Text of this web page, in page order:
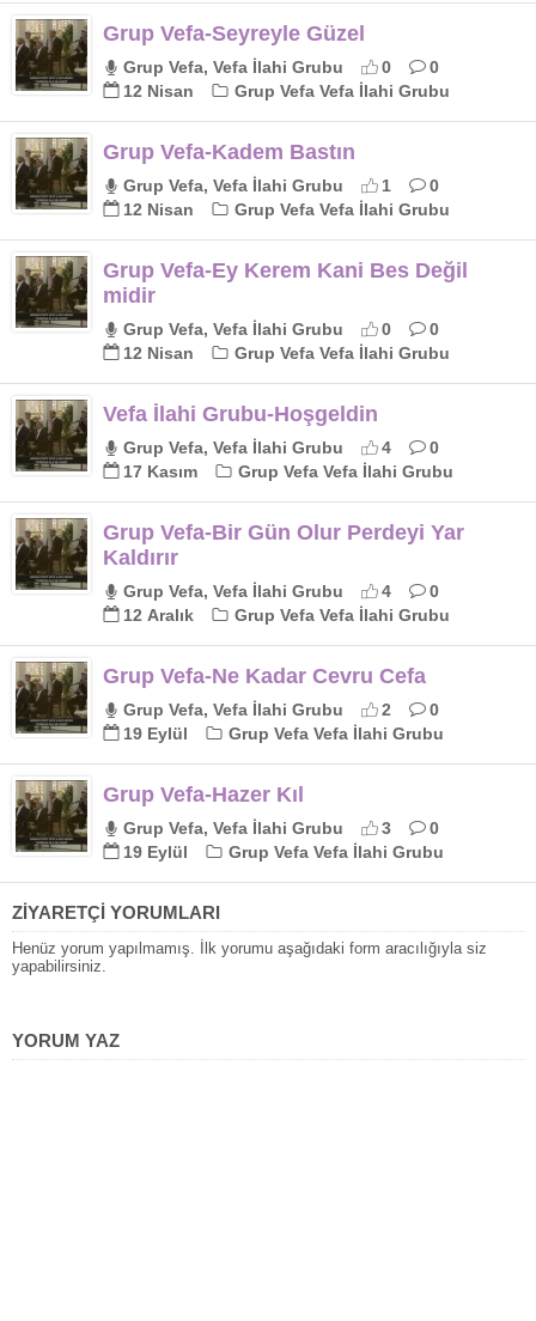
Grup Vefa-Seyreyle Güzel
Grup Vefa, Vefa İlahi Grubu 0
0
12 Nisan
Grup Vefa Vefa İlahi Grubu
Grup Vefa-Kadem Bastın
Grup Vefa, Vefa İlahi Grubu 1
0
12 Nisan
Grup Vefa Vefa İlahi Grubu
Grup Vefa-Ey Kerem Kani Bes Değil
midir
Grup Vefa, Vefa İlahi Grubu 0
0
12 Nisan
Grup Vefa Vefa İlahi Grubu
Vefa İlahi Grubu-Hoşgeldin
Grup Vefa, Vefa İlahi Grubu 4
0
17 Kasım
Grup Vefa Vefa İlahi Grubu
Grup Vefa-Bir Gün Olur Perdeyi Yar
Kaldırır
Grup Vefa, Vefa İlahi Grubu 4
0
12 Aralık
Grup Vefa Vefa İlahi Grubu
Grup Vefa-Ne Kadar Cevru Cefa
Grup Vefa, Vefa İlahi Grubu 2
0
19 Eylül
Grup Vefa Vefa İlahi Grubu
Grup Vefa-Hazer Kıl
Grup Vefa, Vefa İlahi Grubu 3
0
19 Eylül
Grup Vefa Vefa İlahi Grubu
ZİYARETÇİ YORUMLARI
Henüz yorum yapılmamış. İlk yorumu aşağıdaki form aracılığıyla siz
yapabilirsiniz.
YORUM YAZ